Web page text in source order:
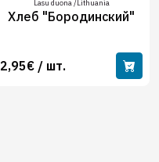
Lasu duona /Lithuania
Хлеб "Бородинский"
2,95€ / шт.